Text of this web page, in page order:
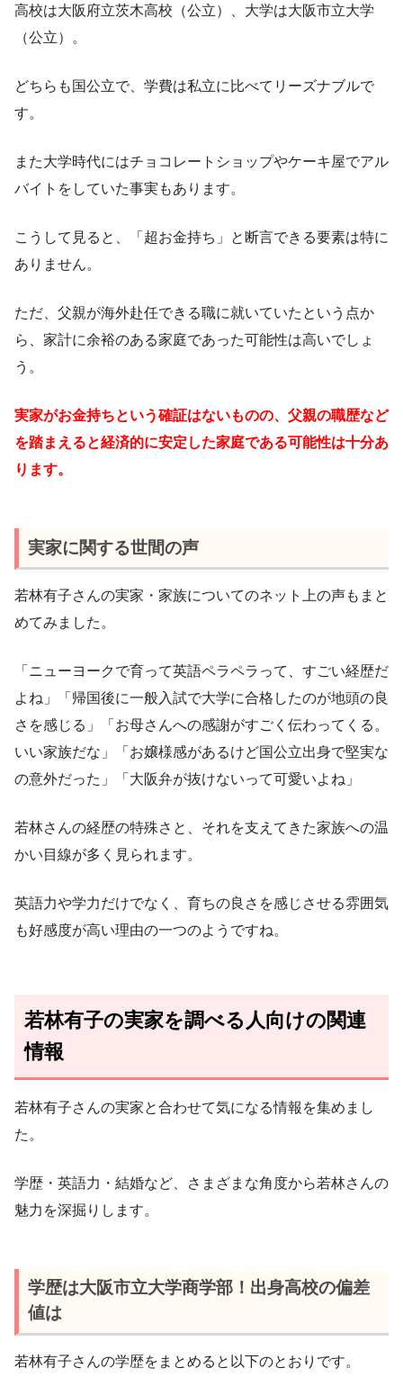
高校は大阪府立茨木高校（公立）、大学は大阪市立大学
（公立）。
どちらも国公立で、学費は私立に比べてリーズナブルで
す。
また大学時代にはチョコレートショップやケーキ屋でアル
バイトをしていた事実もあります。
こうして見ると、「超お金持ち」と断言できる要素は特に
ありません。
ただ、父親が海外赴任できる職に就いていたという点か
ら、家計に余裕のある家庭であった可能性は高いでしょ
う。
実家がお金持ちという確証はないものの、父親の職歴など
を踏まえると経済的に安定した家庭である可能性は十分あ
ります。
実家に関する世間の声
若林有子さんの実家・家族についてのネット上の声もまと
めてみました。
「ニューヨークで育って英語ペラペラって、すごい経歴だ
よね」「帰国後に一般入試で大学に合格したのが地頭の良
さを感じる」「お母さんへの感謝がすごく伝わってくる。
いい家族だな」「お嬢様感があるけど国公立出身で堅実な
の意外だった」「大阪弁が抜けないって可愛いよね」
若林さんの経歴の特殊さと、それを支えてきた家族への温
かい目線が多く見られます。
英語力や学力だけでなく、育ちの良さを感じさせる雰囲気
も好感度が高い理由の一つのようですね。
若林有子の実家を調べる人向けの関連
情報
若林有子さんの実家と合わせて気になる情報を集めまし
た。
学歴・英語力・結婚など、さまざまな角度から若林さんの
魅力を深掘りします。
学歴は大阪市立大学商学部！出身高校の偏差
値は
若林有子さんの学歴をまとめると以下のとおりです。